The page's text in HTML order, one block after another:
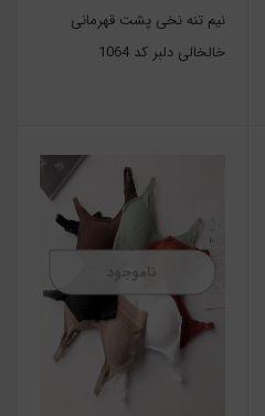
نیم تنه نخی پشت قهرمانی
خالخالی دلبر کد 1064
ناموجود